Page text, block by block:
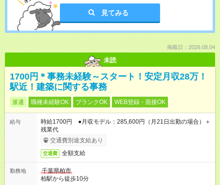
見てみる
掲載日：2026.08.04
未読
1700円＊事務未経験～スタート！安定月収28万！
駅近！建築に関する事務
派遣 職種未経験OK ブランクOK WEB登録・面接OK
給与
時給1700円 ●月収モデル：285,600円（月21日出勤の場合）＋
残業代
交通費別途支給あり
交通費 全額支給
勤務地
千葉県柏市
柏駅から徒歩10分